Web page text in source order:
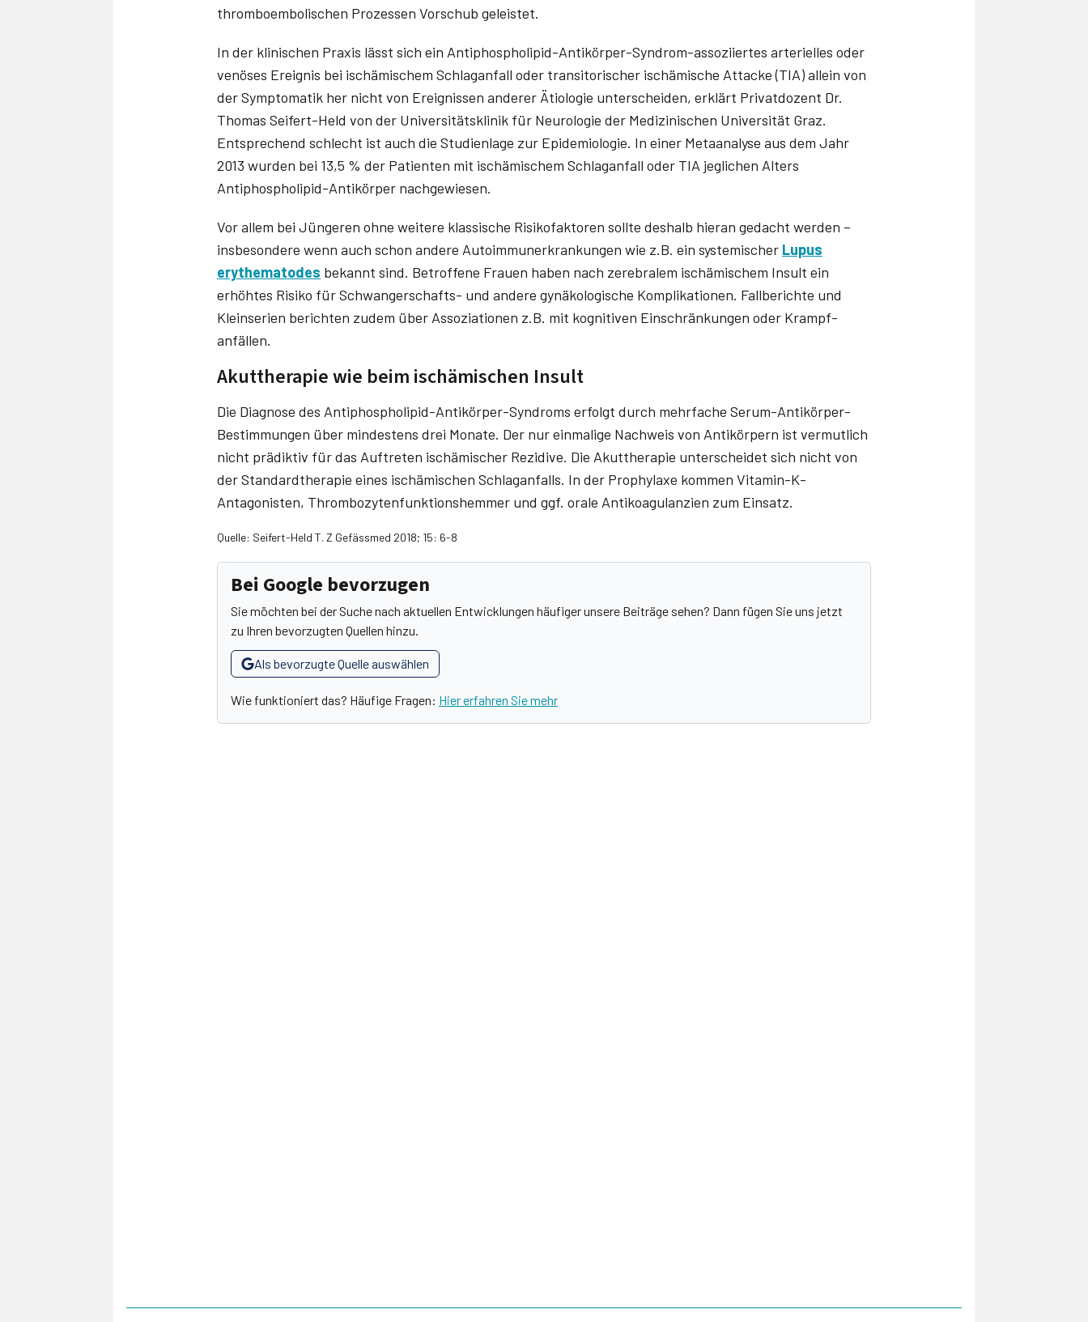
thromboembolischen Prozessen Vorschub geleistet.
In der klini­schen Praxis lässt sich ein Antiphospholipid-Antikörper-Syndrom-assoziiertes arterielles oder
venöses Ereignis bei ischämischem Schlaganfall oder transitorischer ischämische Attacke (TIA) allein von
der Symptomatik her nicht von Ereignissen anderer Ätiologie unterscheiden, erklärt Privatdozent Dr.
Thomas Seifert-Held von der Universitätsklinik für Neurologie der Medizinischen Universität Graz.
Entsprechend schlecht ist auch die Studienlage zur Epidemiologie. In einer Metaanalyse aus dem Jahr
2013 wurden bei 13,5 % der Patienten mit ischämischem Schlaganfall oder TIA jeglichen Alters
Antiphospholipid-Antikörper nachgewiesen.
Vor allem bei Jüngeren ohne weitere klassische Risikofaktoren sollte deshalb hieran gedacht werden –
insbesondere wenn auch schon andere Autoimmunerkrankungen wie z.B. ein systemischer Lupus
erythematodes bekannt sind. Betroffene Frauen haben nach zerebralem is­chämischem Insult ein
erhöhtes Risiko für Schwangerschafts- und andere gynä­kologische Komplikationen. Fallberichte und
Kleinserien berichten zudem über Assoziationen z.B. mit kognitiven Einschränkungen oder Krampf­
anfällen.
Akuttherapie wie beim ischämischen Insult
Die Diagnose des Antiphospholipid-Antikörper-Syndroms erfolgt durch mehrfache Serum-Antikörper-
Bestimmungen über mindes­tens drei Monate. Der nur einmalige Nachweis von Antikörpern ist vermutlich
nicht prädiktiv für das Auftreten ischämischer Rezidive. Die Akuttherapie unterscheidet sich nicht von
der Standardtherapie eines ischämischen Schlaganfalls. In der Prophylaxe kommen Vitamin-K-
Antagonisten, Thrombozytenfunktionshemmer und ggf. orale Antikoagulanzien zum Einsatz.
Quelle: Seifert-Held T. Z Gefässmed 2018; 15: 6-8
Bei Google bevorzugen
Sie möchten bei der Suche nach aktuellen Entwicklungen häufiger unsere Beiträge sehen? Dann fügen Sie uns jetzt
zu Ihren bevorzugten Quellen hinzu.
Als bevorzugte Quelle auswählen
Wie funktioniert das? Häufige Fragen: Hier erfahren Sie mehr